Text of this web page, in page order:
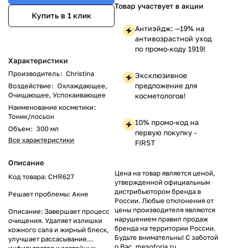
Купить в 1 клик
Характеристики
Производитель: Christina
Воздействие: Охлаждающее,
Очищающее, Успокаивающее
Наименование косметики:
Тоник/лосьон
Объем: 300 мл
Все характеристики
Описание
Код товара: CHR627
Решает проблемы: Акне
Описание: Завершает процесс
очищения. Удаляет излишки
кожного сала и жирный блеск,
улучшает рассасывание
Товар участвует в акции
Антиэйдж: —19% на
антивозрастной уход
по промо-коду 1919!
Эксклюзивное
предложение для
косметологов!
10% промо-код на
первую покупку -
FIRST
Цена на товар является ценой,
утвержденной официальным
дистрибьютором бренда в
России. Любые отклонения от
цены производителя являются
нарушением правил продаж
бренда на территории России.
Будьте внимательны! С заботой